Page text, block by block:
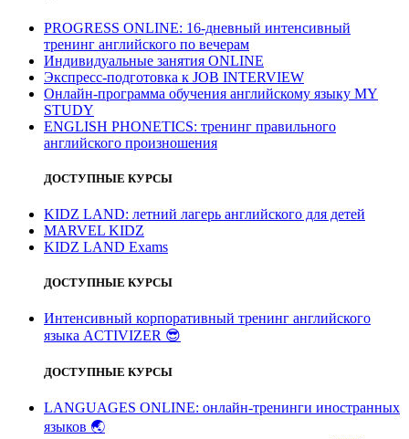
PROGRESS ONLINE: 16-дневный интенсивный
тренинг английского по вечерам
Индивидуальные занятия ONLINE
Экспресс-подготовка к JOB INTERVIEW
Онлайн-программа обучения английскому языку MY
STUDY
ENGLISH PHONETICS: тренинг правильного
английского произношения
ДОСТУПНЫЕ КУРСЫ
KIDZ LAND: летний лагерь английского для детей
MARVEL KIDZ
KIDZ LAND Exams
ДОСТУПНЫЕ КУРСЫ
Интенсивный корпоративный тренинг английского
языка ACTIVIZER 😎
ДОСТУПНЫЕ КУРСЫ
LANGUAGES ONLINE: онлайн-тренинги иностранных
языков 🌏